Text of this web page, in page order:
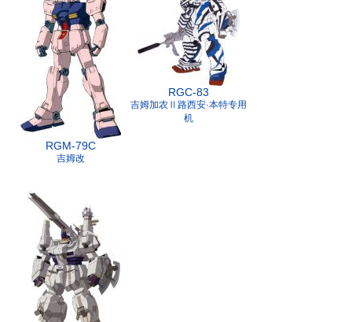
RGM-79C
吉姆改
RGC-83
吉姆加农Ⅱ路西安·本特专用
机